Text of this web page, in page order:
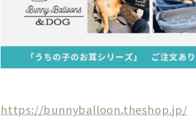
https://bunnyballoon.theshop.jp/